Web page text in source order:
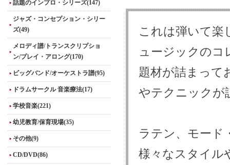
話題のインプロ・シリーズ(147)
ジャズ・コンセプション・シリー
ズ(49)
メロディ譜/トランスクリプショ
ン/プレイ・アロング(170)
ビッグバンド/オーケストラ譜(95)
ドラムサークル 音楽療法(17)
学校音楽(221)
幼児教育/保育現場(35)
その他(9)
CD/DVD(86)
これは弾いて楽
ュージックのコ
題材が詰まって
やテクニックが
ラテン、モード
様々なスタイル